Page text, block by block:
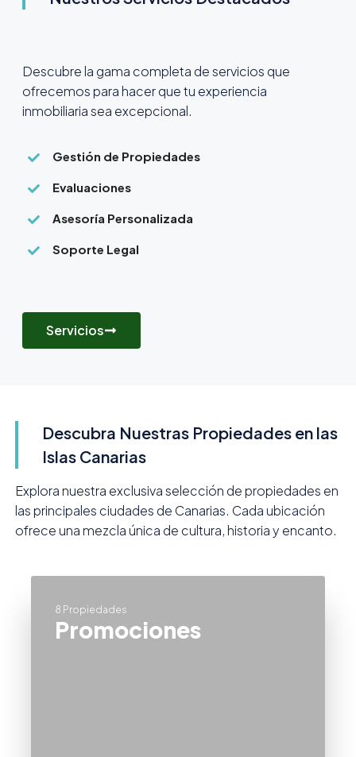
Descubre la gama completa de servicios que
ofrecemos para hacer que tu experiencia
inmobiliaria sea excepcional.
Gestión de Propiedades
Evaluaciones
Asesoría Personalizada
Soporte Legal
Servicios
Descubra Nuestras Propiedades en las
Islas Canarias
Explora nuestra exclusiva selección de propiedades en
las principales ciudades de Canarias. Cada ubicación
ofrece una mezcla única de cultura, historia y encanto.
8 Propiedades
Promociones